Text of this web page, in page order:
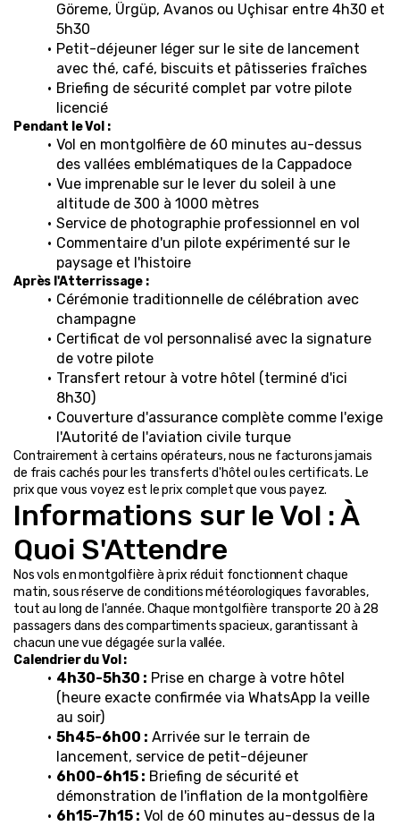
Göreme, Ürgüp, Avanos ou Uçhisar entre 4h30 et
5h30
Petit-déjeuner léger sur le site de lancement
avec thé, café, biscuits et pâtisseries fraîches
Briefing de sécurité complet par votre pilote
licencié
Pendant le Vol :
Vol en montgolfière de 60 minutes au-dessus
des vallées emblématiques de la Cappadoce
Vue imprenable sur le lever du soleil à une
altitude de 300 à 1000 mètres
Service de photographie professionnel en vol
Commentaire d'un pilote expérimenté sur le
paysage et l'histoire
Après l'Atterrissage :
Cérémonie traditionnelle de célébration avec
champagne
Certificat de vol personnalisé avec la signature
de votre pilote
Transfert retour à votre hôtel (terminé d'ici
8h30)
Couverture d'assurance complète comme l'exige
l'Autorité de l'aviation civile turque
Contrairement à certains opérateurs, nous ne facturons jamais
de frais cachés pour les transferts d'hôtel ou les certificats. Le
prix que vous voyez est le prix complet que vous payez.
Informations sur le Vol : À
Quoi S'Attendre
Nos vols en montgolfière à prix réduit fonctionnent chaque
matin, sous réserve de conditions météorologiques favorables,
tout au long de l'année. Chaque montgolfière transporte 20 à 28
passagers dans des compartiments spacieux, garantissant à
chacun une vue dégagée sur la vallée.
Calendrier du Vol :
4h30-5h30 : Prise en charge à votre hôtel
(heure exacte confirmée via WhatsApp la veille
au soir)
5h45-6h00 : Arrivée sur le terrain de
lancement, service de petit-déjeuner
6h00-6h15 : Briefing de sécurité et
démonstration de l'inflation de la montgolfière
6h15-7h15 : Vol de 60 minutes au-dessus de la